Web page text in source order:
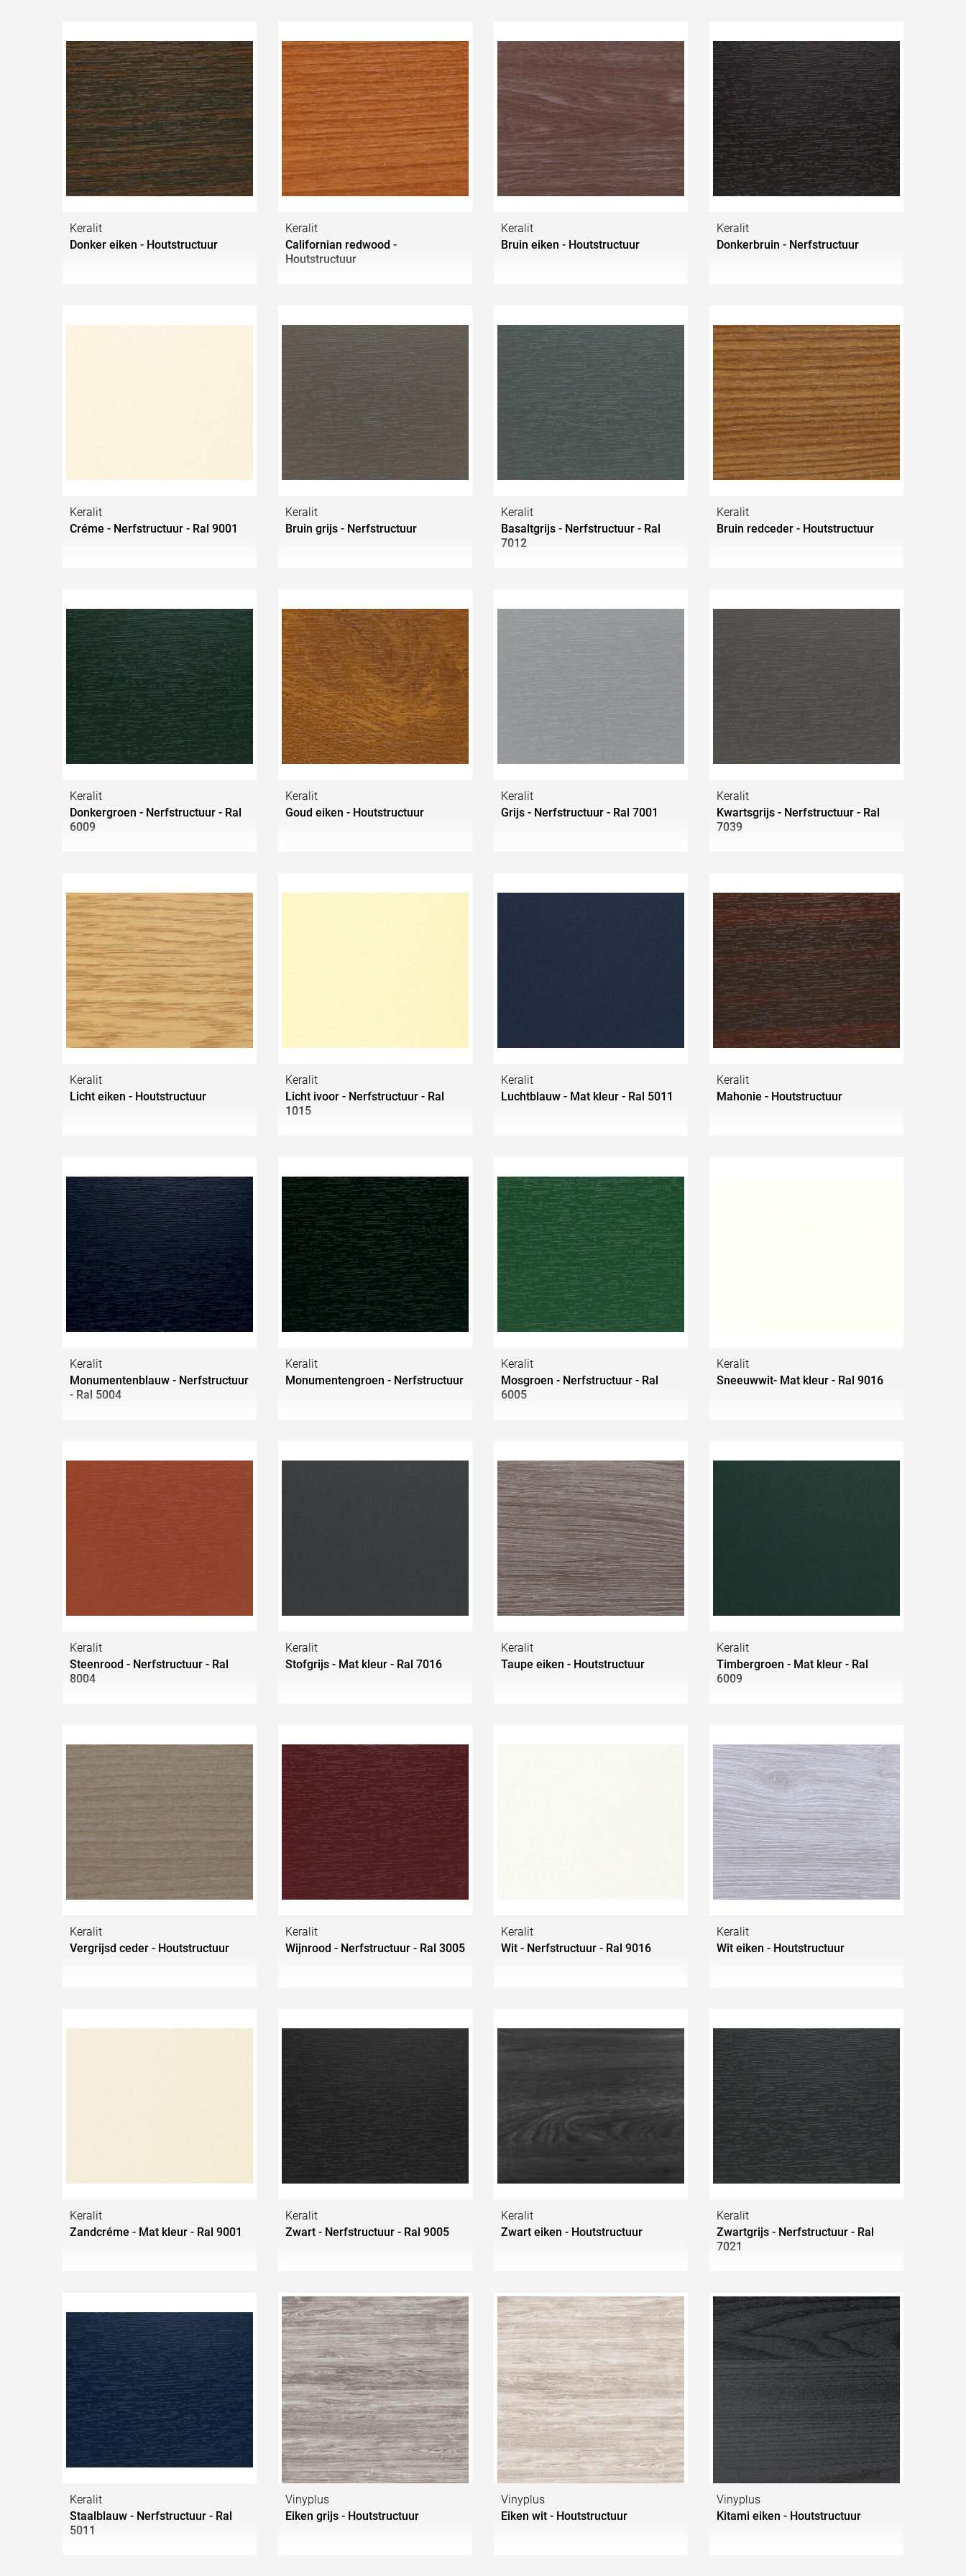
Keralit
Donker eiken - Houtstructuur
Keralit
Californian redwood -
Houtstructuur
Keralit
Bruin eiken - Houtstructuur
Keralit
Donkerbruin - Nerfstructuur
Keralit
Créme - Nerfstructuur - Ral 9001
Keralit
Bruin grijs - Nerfstructuur
Keralit
Basaltgrijs - Nerfstructuur - Ral
7012
Keralit
Bruin redceder - Houtstructuur
Keralit
Donkergroen - Nerfstructuur - Ral
6009
Keralit
Goud eiken - Houtstructuur
Keralit
Grijs - Nerfstructuur - Ral 7001
Keralit
Kwartsgrijs - Nerfstructuur - Ral
7039
Keralit
Licht eiken - Houtstructuur
Keralit
Licht ivoor - Nerfstructuur - Ral
1015
Keralit
Luchtblauw - Mat kleur - Ral 5011
Keralit
Mahonie - Houtstructuur
Keralit
Monumentenblauw - Nerfstructuur
- Ral 5004
Keralit
Monumentengroen - Nerfstructuur
Keralit
Mosgroen - Nerfstructuur - Ral
6005
Keralit
Sneeuwwit- Mat kleur - Ral 9016
Keralit
Steenrood - Nerfstructuur - Ral
8004
Keralit
Stofgrijs - Mat kleur - Ral 7016
Keralit
Taupe eiken - Houtstructuur
Keralit
Timbergroen - Mat kleur - Ral
6009
Keralit
Vergrijsd ceder - Houtstructuur
Keralit
Wijnrood - Nerfstructuur - Ral 3005
Keralit
Wit - Nerfstructuur - Ral 9016
Keralit
Wit eiken - Houtstructuur
Keralit
Zandcréme - Mat kleur - Ral 9001
Keralit
Zwart - Nerfstructuur - Ral 9005
Keralit
Zwart eiken - Houtstructuur
Keralit
Zwartgrijs - Nerfstructuur - Ral
7021
Keralit
Staalblauw - Nerfstructuur - Ral
5011
Vinyplus
Eiken grijs - Houtstructuur
Vinyplus
Eiken wit - Houtstructuur
Vinyplus
Kitami eiken - Houtstructuur